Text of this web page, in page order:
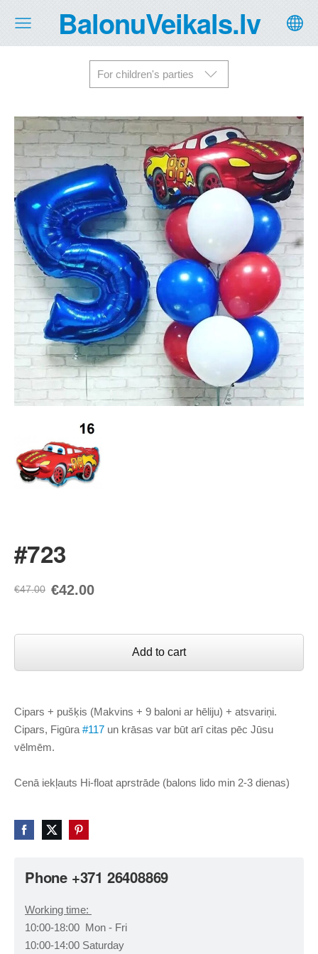
BalonuVeikals.lv
For children's parties
Phone +371 26408869
Working time:
10:00-18:00 Mon - Fri
10:00-14:00 Saturday
#723
€47.00 €42.00
Add to cart
Cipars + pušķis (Makvins + 9 baloni ar hēliju) + atsvariņi.
Cipars, Figūra #117 un krāsas var būt arī citas pēc Jūsu
vēlmēm.
Cenā iekļauts Hi-float aprstrāde (balons lido min 2-3 dienas)